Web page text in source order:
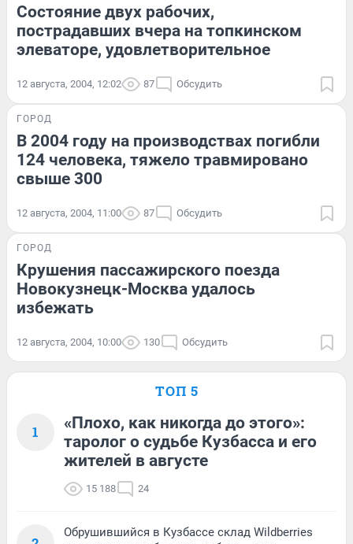
Состояние двух рабочих,
пострадавших вчера на топкинском
элеваторе, удовлетворительное
12 августа, 2004, 12:02 87 Обсудить
ГОРОД
В 2004 году на производствах погибли
124 человека, тяжело травмировано
свыше 300
12 августа, 2004, 11:00 87 Обсудить
ГОРОД
Крушения пассажирского поезда
Новокузнецк-Москва удалось
избежать
12 августа, 2004, 10:00 130 Обсудить
ТОП 5
1
«Плохо, как никогда до этого»:
таролог о судьбе Кузбасса и его
жителей в августе
15 188 24
Обрушившийся в Кузбассе склад Wildberries